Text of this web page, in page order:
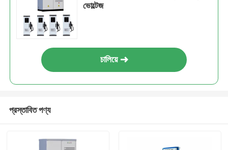
ভোল্টেজ
চালিয়ে
প্রস্তাবিত পণ্য